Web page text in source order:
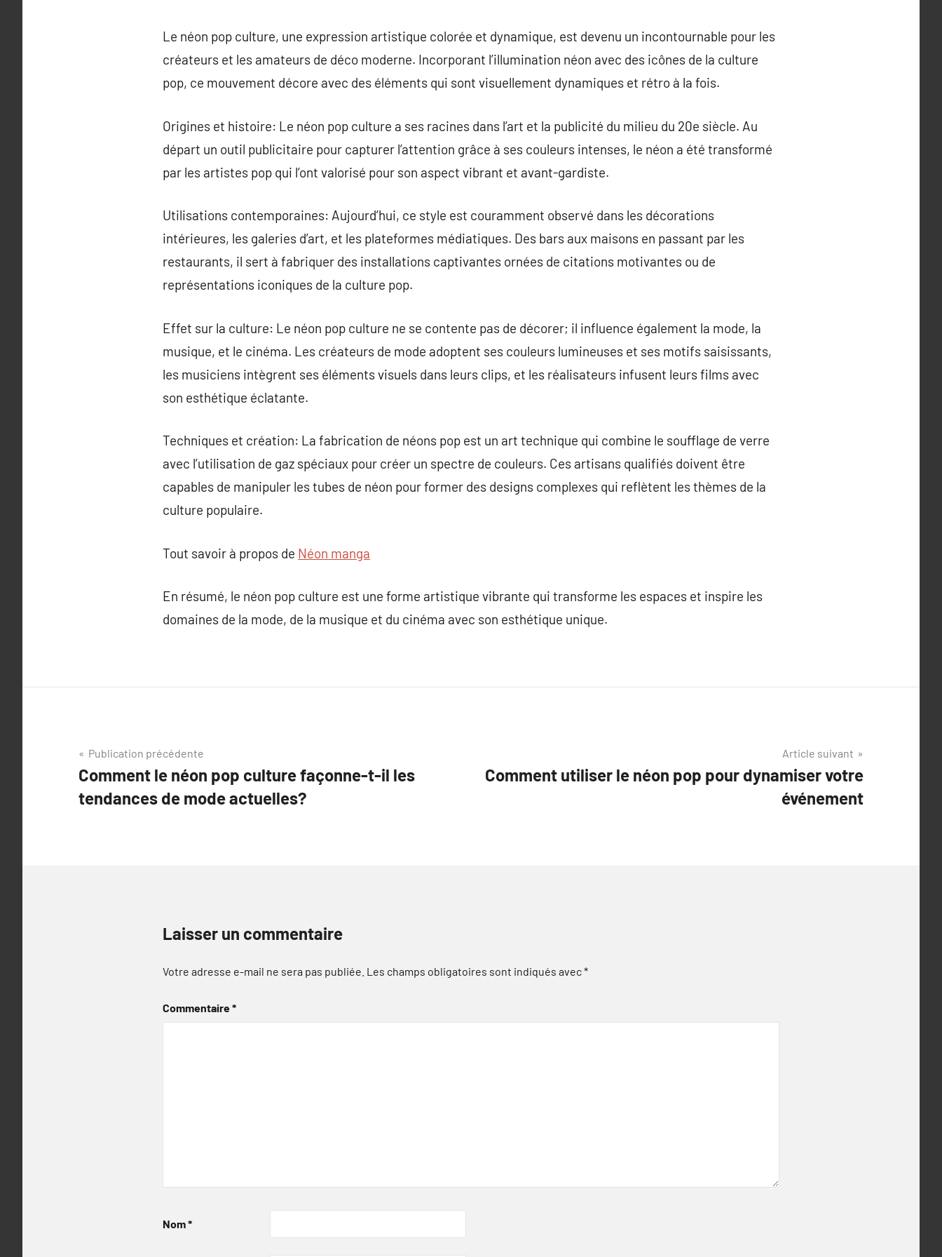
Le néon pop culture, une expression artistique colorée et dynamique, est devenu un incontournable pour les
créateurs et les amateurs de déco moderne. Incorporant l’illumination néon avec des icônes de la culture
pop, ce mouvement décore avec des éléments qui sont visuellement dynamiques et rétro à la fois.
Origines et histoire: Le néon pop culture a ses racines dans l’art et la publicité du milieu du 20e siècle. Au
départ un outil publicitaire pour capturer l’attention grâce à ses couleurs intenses, le néon a été transformé
par les artistes pop qui l’ont valorisé pour son aspect vibrant et avant-gardiste.
Utilisations contemporaines: Aujourd’hui, ce style est couramment observé dans les décorations
intérieures, les galeries d’art, et les plateformes médiatiques. Des bars aux maisons en passant par les
restaurants, il sert à fabriquer des installations captivantes ornées de citations motivantes ou de
représentations iconiques de la culture pop.
Effet sur la culture: Le néon pop culture ne se contente pas de décorer; il influence également la mode, la
musique, et le cinéma. Les créateurs de mode adoptent ses couleurs lumineuses et ses motifs saisissants,
les musiciens intègrent ses éléments visuels dans leurs clips, et les réalisateurs infusent leurs films avec
son esthétique éclatante.
Techniques et création: La fabrication de néons pop est un art technique qui combine le soufflage de verre
avec l’utilisation de gaz spéciaux pour créer un spectre de couleurs. Ces artisans qualifiés doivent être
capables de manipuler les tubes de néon pour former des designs complexes qui reflètent les thèmes de la
culture populaire.
Tout savoir à propos de Néon manga
En résumé, le néon pop culture est une forme artistique vibrante qui transforme les espaces et inspire les
domaines de la mode, de la musique et du cinéma avec son esthétique unique.
Navigation
de
l’article
Publication précédente
Comment le néon pop culture façonne-t-il les
tendances de mode actuelles?
Article suivant
Comment utiliser le néon pop pour dynamiser votre
événement
Laisser un commentaire
Votre adresse e-mail ne sera pas publiée. Les champs obligatoires sont indiqués avec*
Commentaire*
Nom*